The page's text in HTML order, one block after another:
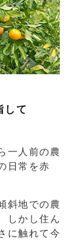
して
一人前の農
日常を赤
斜地での農
しかし住ん
に触れて今